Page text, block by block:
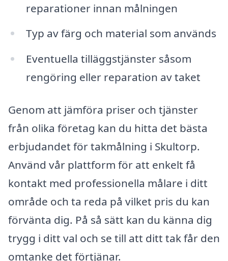
reparationer innan målningen
Typ av färg och material som används
Eventuella tilläggstjänster såsom
rengöring eller reparation av taket
Genom att jämföra priser och tjänster
från olika företag kan du hitta det bästa
erbjudandet för takmålning i Skultorp.
Använd vår plattform för att enkelt få
kontakt med professionella målare i ditt
område och ta reda på vilket pris du kan
förvänta dig. På så sätt kan du känna dig
trygg i ditt val och se till att ditt tak får den
omtanke det förtjänar.